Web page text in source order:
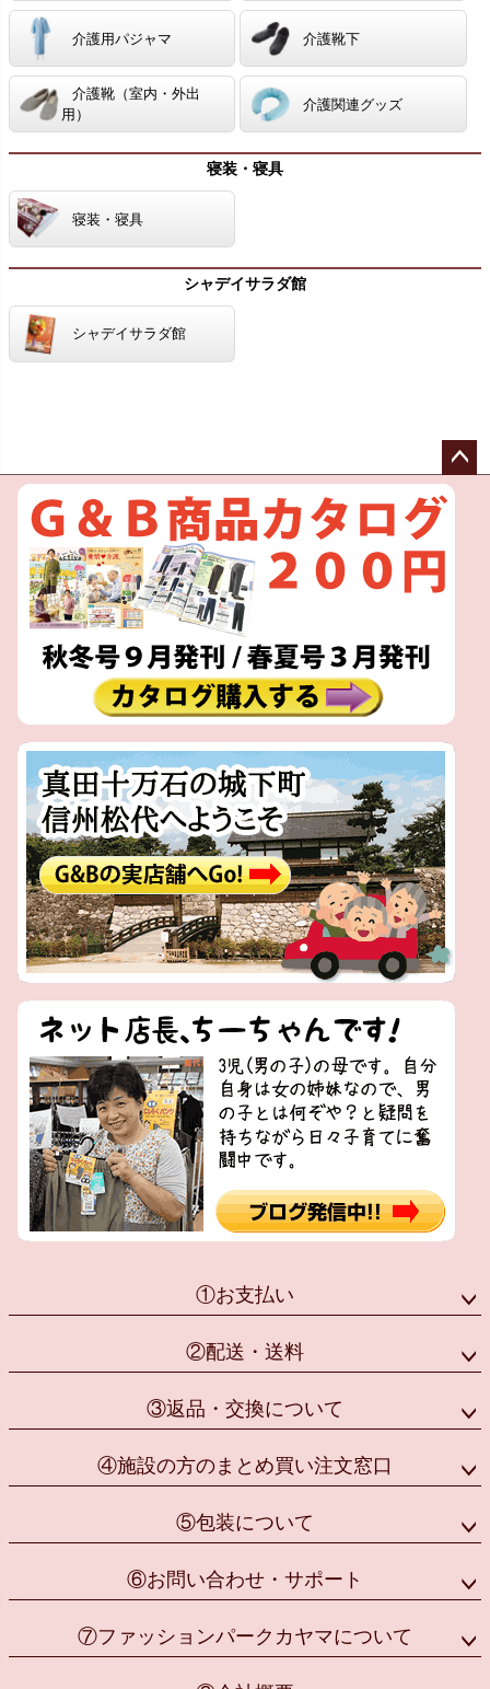
介護用パジャマ 介護靴下
介護靴（室内・外出
用）
介護関連グッズ
寝装・寝具
寝装・寝具
シャデイサラダ館
シャデイサラダ館
ペー
へ
①お支払い
②配送・送料
③返品・交換について
④施設の方のまとめ買い注文窓口
⑤包装について
⑥お問い合わせ・サポート
⑦ファッションパークカヤマについて